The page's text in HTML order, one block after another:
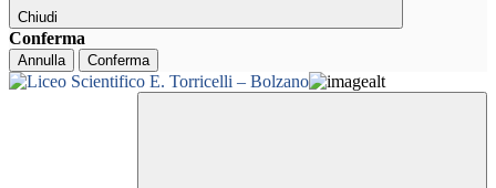
Chiudi
Conferma
Annulla Conferma